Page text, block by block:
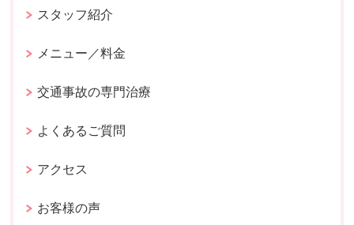
スタッフ紹介
メニュー／料金
交通事故の専門治療
よくあるご質問
アクセス
お客様の声